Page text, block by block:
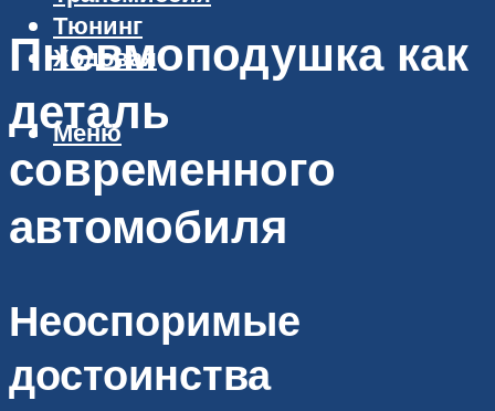
Тюнинг
Ходовая
Меню
Пневмоподушка как
деталь
современного
автомобиля
Неоспоримые
достоинства